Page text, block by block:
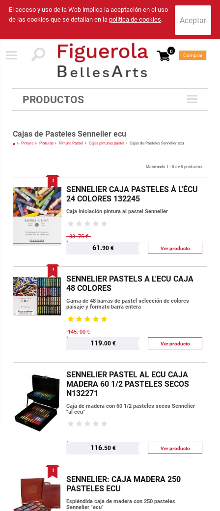
El acceso y uso de la Web implica la aceptación en el uso
de las cookies que se detallan en la politica de cookies.
0
Comprar
PRODUCTOS
Cajas de Pasteles Sennelier ecu
Pintura Pinturas Pintura Pastel Cajas pinturas pastel Cajas de Pasteles Sennelier ecu
Mostrando 1 - 8 de 8 productos
SENNELIER CAJA PASTELES À L'ÉCU
24 COLORES 132245
Caja iniciación pintura al pastel Sennelier
83.75 €
61.90 € Ver producto
SENNELIER PASTELS A L'ECU CAJA
48 COLORES
Gama de 48 barras de pastel selección de colores
paisaje y formato barra entera
145.00 €
119.00 € Ver producto
SENNELIER PASTEL AL ECU CAJA
MADERA 60 1/2 PASTELES SECOS
N132271
Caja de madera con 60 1/2 pasteles secos Sennelier
"al ecu"
116.50 € Ver producto
SENNELIER: CAJA MADERA 250
PASTELES ECU
Espléndida caja de madera con 250 pasteles
Sennelier "ecu"